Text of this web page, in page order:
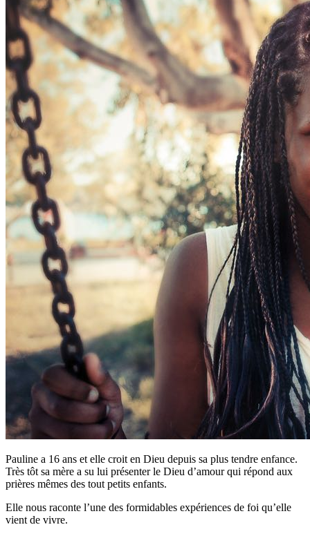
Pauline a 16 ans et elle croit en Dieu depuis sa plus tendre enfance.
Très tôt sa mère a su lui présenter le Dieu d’amour qui répond aux
prières mêmes des tout petits enfants.
Elle nous raconte l’une des formidables expériences de foi qu’elle
vient de vivre.